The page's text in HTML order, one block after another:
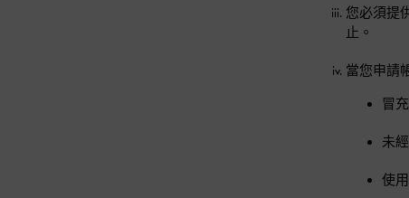
您必須提
止。
當您申請
冒
未
使